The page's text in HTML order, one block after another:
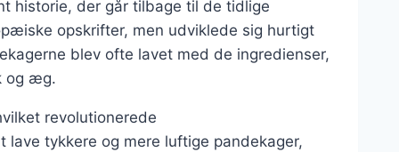
historie, der går tilbage til de tidlige
opskrifter, men udviklede sig hurtigt
blev ofte lavet med de ingredienser,
og æg.
revolutionerede
tykkere og mere luftige pandekager,